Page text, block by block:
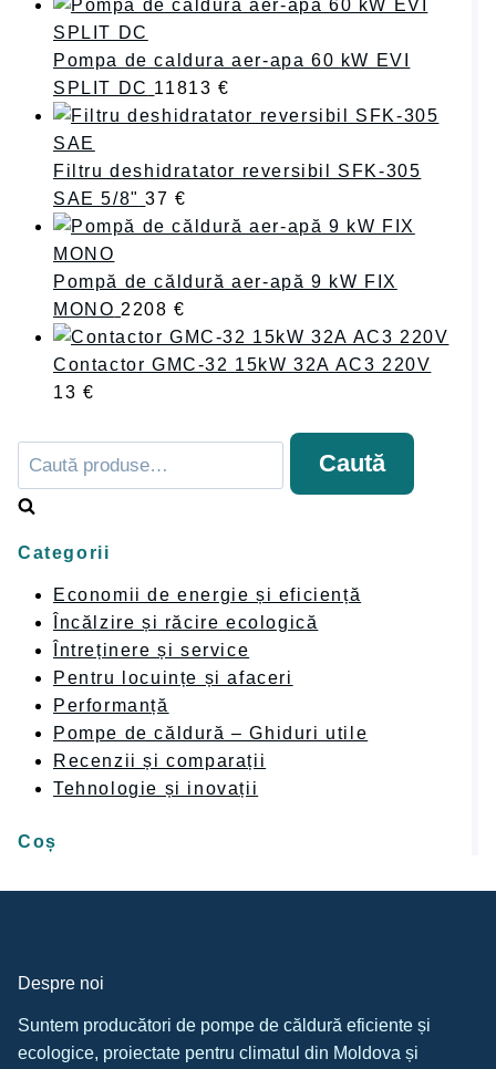
Pompa de caldura aer-apa 60 kW EVI
SPLIT DC 11813€
Filtru deshidratator reversibil SFK-305
SAE 5/8" 37€
Pompă de căldură aer-apă 9 kW FIX
MONO 2208€
Contactor GMC-32 15kW 32A AC3 220V
13 €
Caută
după:
Caută
Categorii
Economii de energie și eficiență
Încălzire și răcire ecologică
Întreținere și service
Pentru locuințe și afaceri
Performanță
Pompe de căldură – Ghiduri utile
Recenzii și comparații
Tehnologie și inovații
Coș
Despre noi
Suntem producători de pompe de căldură eficiente și
ecologice, proiectate pentru climatul din Moldova și